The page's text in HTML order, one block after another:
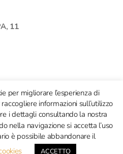
11
Su↑
per migliorare l’esperienza di
informazioni sull’utilizzo
i dettagli consultando la nostra
nella navigazione si accetta l’uso
è possibile abbandonare il
ACCETTO